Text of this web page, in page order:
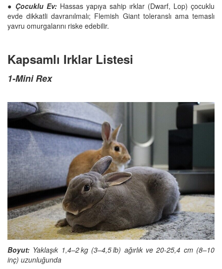
● Çocuklu Ev: Hassas yapıya sahip ırklar (Dwarf, Lop) çocuklu
evde dikkatli davranılmalı; Flemish Giant toleranslı ama temaslı
yavru omurgalarını riske edebilir.
Kapsamlı Irklar Listesi
1-Mini Rex
Boyut: Yaklaşık 1,4–2 kg (3–4,5 lb) ağırlık ve 20-25,4 cm (8–10
inç) uzunluğunda